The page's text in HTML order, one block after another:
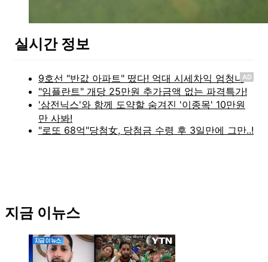
실시간 정보
AD
지금 이뉴스